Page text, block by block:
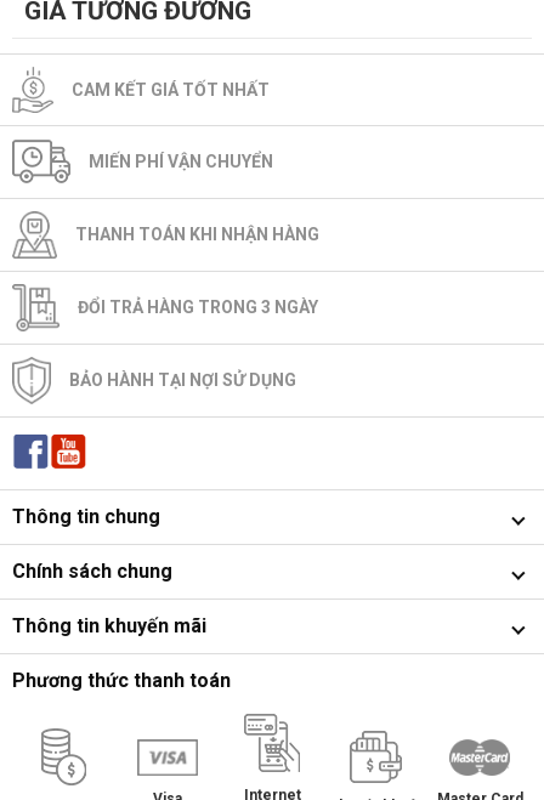
GIÁ TƯƠNG ĐƯƠNG
CAM KẾT GIÁ TỐT NHẤT
MIẾN PHÍ VẬN CHUYỂN
THANH TOÁN KHI NHẬN HÀNG
ĐỔI TRẢ HÀNG TRONG 3 NGÀY
BẢO HÀNH TẠI NỢI SỬ DỤNG
Thông tin chung
Chính sách chung
Thông tin khuyến mãi
Phương thức thanh toán
Internet